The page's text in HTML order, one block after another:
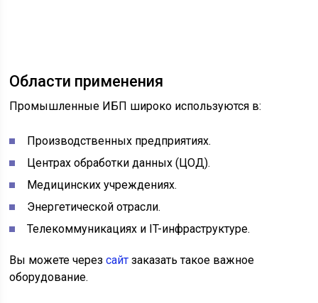
Области применения
Промышленные ИБП широко используются в:
Производственных предприятиях.
Центрах обработки данных (ЦОД).
Медицинских учреждениях.
Энергетической отрасли.
Телекоммуникациях и IT-инфраструктуре.
Вы можете черезсайт заказать такое важное
оборудование.